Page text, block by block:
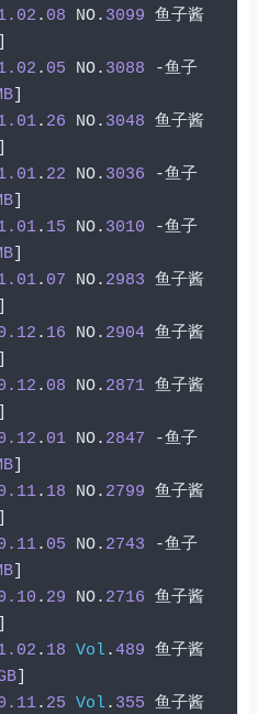
. 08 NO. 3099 鱼子酱
. 05 NO. 3088
-鱼子
]
. 26 NO. 3048 鱼子酱
. 22 NO. 3036
-鱼子
]
. 15 NO. 3010
-鱼子
]
. 07 NO. 2983 鱼子酱
. 16 NO. 2904 鱼子酱
. 08 NO. 2871 鱼子酱
. 01 NO. 2847
-鱼子
]
. 18 NO. 2799 鱼子酱
. 05 NO. 2743
-鱼子
]
. 29 NO. 2716 鱼子酱
. 18 Vol.489 鱼子酱
]
. 25 Vol. 355 鱼子酱